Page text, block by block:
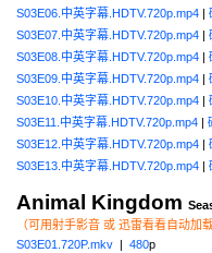
S03E06.中英字幕.HDTV.720p.mp4
S03E07.中英字幕.HDTV.720p.mp4
S03E08.中英字幕.HDTV.720p.mp4
S03E09.中英字幕.HDTV.720p.mp4
S03E10.中英字幕.HDTV.720p.mp4
S03E11.中英字幕.HDTV.720p.mp4
S03E12.中英字幕.HDTV.720p.mp4
S03E13.中英字幕.HDTV.720p.mp4
Animal Kingdom
（可用射手影音 或 迅雷看看自动加
S03E01.720P.mkv
480p